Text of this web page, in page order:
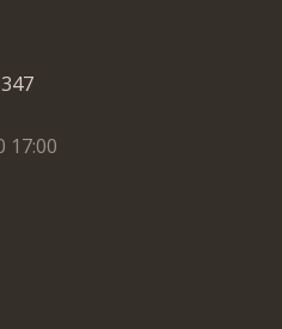
17:00